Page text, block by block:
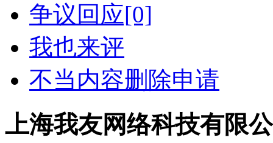
争议回应[0]
我也来评
不当内容删除申请
上海我友网络科技有限